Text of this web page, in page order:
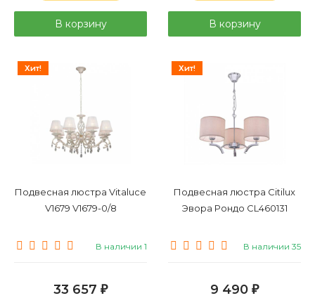
В корзину В корзину
Хит!
Подвесная люстра Vitaluce
V1679 V1679-0/8
В наличии 1
33 657 ₽
Хит!
Подвесная люстра Citilux
Эвора Рондо CL460131
В наличии 35
9 490 ₽